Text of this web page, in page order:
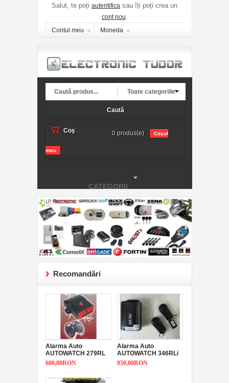
Salut, te poți autentifica sau îți poți crea un
cont nou.
Contul meu Moneda
Toate categoriile
Caută
Coş 0 produs(e) Coşul
meu
CATEGORII
Recomandări
Alarma Auto
AUTOWATCH 279RL
600,00RON
Alarma Auto
AUTOWATCH 346RLi
850,00RON